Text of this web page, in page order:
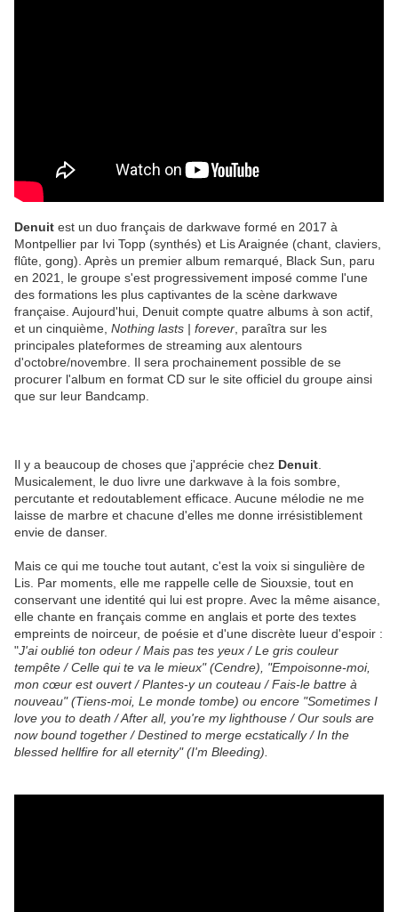
Denuit est un duo français de darkwave formé en 2017 à
Montpellier par Ivi Topp (synthés) et Lis Araignée (chant, claviers,
flûte, gong). Après un premier album remarqué, Black Sun, paru
en 2021, le groupe s'est progressivement imposé comme l'une
des formations les plus captivantes de la scène darkwave
française. Aujourd'hui, Denuit compte quatre albums à son actif,
et un cinquième, Nothing lasts | forever , paraîtra sur les
principales plateformes de streaming aux alentours
d'octobre/novembre. Il sera prochainement possible de se
procurer l'album en format CD sur le site officiel du groupe ainsi
que sur leur Bandcamp.
Il y a beaucoup de choses que j'apprécie chez Denuit
Musicalement, le duo livre une darkwave à la fois sombre,
percutante et redoutablement efficace. Aucune mélodie ne me
laisse de marbre et chacune d'elles me donne irrésistiblement
envie de danser.
Mais ce qui me touche tout autant, c'est la voix si singulière de
Lis. Par moments, elle me rappelle celle de Siouxsie, tout en
conservant une identité qui lui est propre. Avec la même aisance,
elle chante en français comme en anglais et porte des textes
empreints de noirceur, de poésie et d'une discrète lueur d'espoir :
"J'ai oublié ton odeur / Mais pas tes yeux / Le gris couleur
tempête / Celle qui te va le mieux" (Cendre), "Empoisonne-moi,
mon cœur est ouvert / Plantes-y un couteau / Fais-le battre à
nouveau" (Tiens-moi, Le monde tombe) ou encore "Sometimes I
love you to death / After all, you're my lighthouse / Our souls are
now bound together / Destined to merge ecstatically / In the
blessed hellfire for all eternity" (I'm Bleeding).